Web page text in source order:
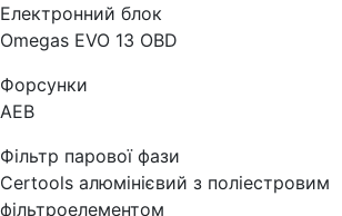
Електронний блок
Omegas EVO 13 OBD
Форсунки
AEB
Фільтр парової фази
Certools алюмінієвий з поліестровим
фільтроелементом